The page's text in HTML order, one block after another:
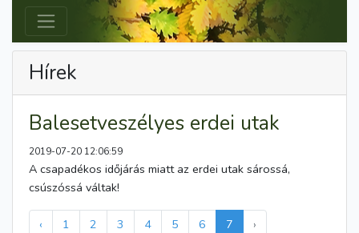
Hírek
Balesetveszélyes erdei utak
2019-07-20 12:06:59
A csapadékos időjárás miatt az erdei utak sárossá,
csúszóssá váltak!
‹ 1 2 3 4 5 6 7 ›